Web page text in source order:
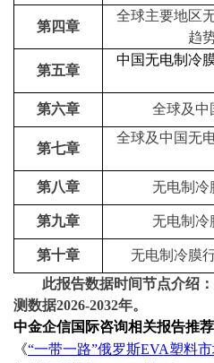
第四章
全球主要地区
趋
第五章
中国无电制冷
第六章
全球及中
第七章
全球及中国无
第八章
无电制冷
第九章 无电制冷
第十章
无电制冷膜
此报告数据时间节点介绍
测数据2026-2032年。
中金企信国际咨询相关报告推
《“一带一路”俄罗斯EVA塑料